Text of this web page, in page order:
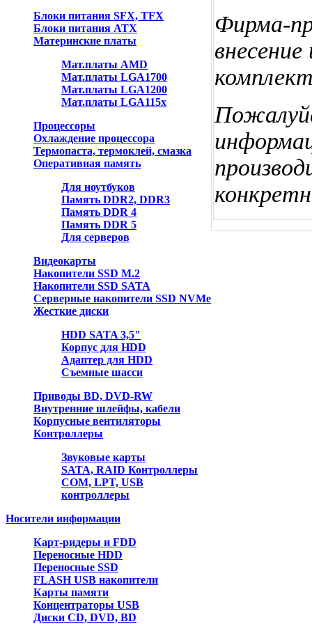
Блоки питания SFX, TFX
Блоки питания ATX
Материнские платы
Мат.платы AMD
Мат.платы LGA1700
Мат.платы LGA1200
Мат.платы LGA115x
Процессоры
Охлаждение процессора
Термопаста, термоклей, смазка
Оперативная память
Для ноутбуков
Память DDR2, DDR3
Память DDR 4
Память DDR 5
Для серверов
Видеокарты
Накопители SSD M.2
Накопители SSD SATA
Серверные накопители SSD NVMe
Жесткие диски
HDD SATA 3,5"
Корпус для HDD
Адаптер для HDD
Съемные шасси
Приводы BD, DVD-RW
Внутренние шлейфы, кабели
Корпусные вентиляторы
Контроллеры
Звуковые карты
SATA, RAID Контроллеры
COM, LPT, USB
контроллеры
Носители информации
Карт-ридеры и FDD
Переносные HDD
Переносные SSD
FLASH USB накопители
Карты памяти
Концентраторы USB
Диски CD, DVD, BD
Фирма-